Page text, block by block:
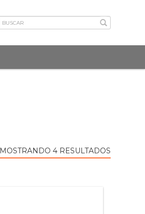
MOSTRANDO 4 RESULTADOS